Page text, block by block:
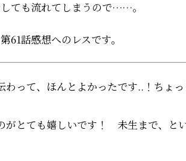
ても流れてしまうので……。
61話感想へのレスです。
わって、ほんとよかったです..！ちょ
がとても嬉しいです！ 未生まで、と